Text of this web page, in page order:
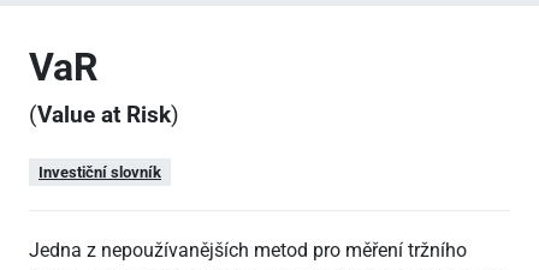
VaR
(Value at Risk)
Investiční slovník
Jedna z nepoužívanějších metod pro měření tržního